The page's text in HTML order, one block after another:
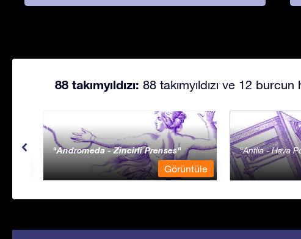
88 takımyıldızı: 88 takımyıldızı ve 12
Andromeda - Zincirli Prenses
Görüntüle
Antlia - Hava